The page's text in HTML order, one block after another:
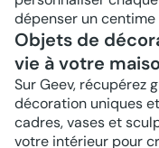
dépenser un centime
Objets de
vie à votre
Sur Geev, récupérez
décoration uniques
cadres, vases et
votre intérieur pour